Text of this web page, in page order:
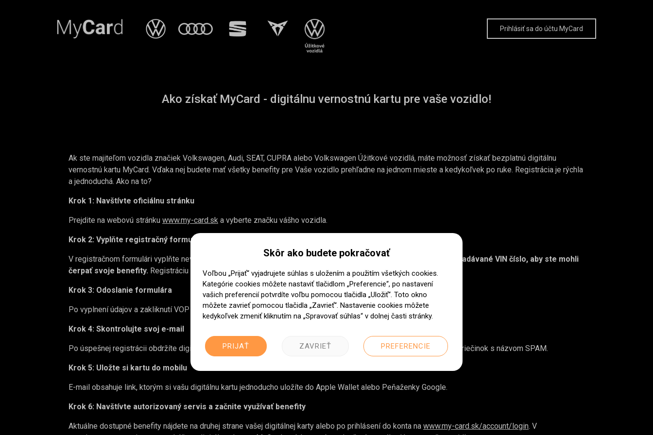
Prihlásiť sa do účtu MyCard
Ako získať MyCard - digitálnu vernostnú kartu pre vaše vozidlo!
Ak ste majiteľom vozidla značiek Volkswagen, Audi, SEAT, CUPRA alebo Volkswagen Úžitkové vozidlá, máte možnosť získať bezplatnú digitálnu
vernostnú kartu MyCard. Vďaka nej budete mať všetky benefity pre Vaše vozidlo prehľadne na jednom mieste a kedykoľvek po ruke. Registrácia je rýchla
a jednoduchá. Ako na to?
Krok 1: Navštívte oficiálnu stránku
Prejdite na webovú stránku www.my-card.sk a vyberte značku vášho vozidla.
Krok 2: Vyplňte registračný formulár
V registračnom formulári vyplňte nevyhnutné údaje o sebe a Vašom vozidle.Prosím, tu si dôkladne skontrolujte zadávané VIN číslo, aby ste mohli
čerpať svoje benefity. Registráciu ukončíte potvrdením podmienok spracovania osobných údajov.
Krok 3: Odoslanie formulára
Po vyplnení údajov a zakliknutí VOP stačí kliknúť na "Odoslať" a registrácia bude dokončená.
Krok 4: Skontrolujte svoj e-mail
Po úspešnej registrácii obdržíte digitálnu kartu MyCard e-mailom. Ak ju nenájdete v doručenej pošte, skontrolujte aj priečinok s názvom SPAM.
Krok 5: Uložte si kartu do mobilu
E-mail obsahuje link, ktorým si vašu digitálnu kartu jednoducho uložíte do Apple Wallet alebo Peňaženky Google.
Krok 6: Navštívte autorizovaný servis a začnite využívať benefity
Aktuálne dostupné benefity nájdete na druhej strane vašej digitálnej karty alebo po prihlásení do konta na www.my-card.sk/account/login. V
Skôr ako budete pokračovať
Voľbou „Prijať“ vyjadrujete súhlas s uložením a použitím všetkých cookies.
Kategórie cookies môžete nastaviť tlačidlom „Preferencie“, po nastavení
vašich preferencií potvrdíte voľbu pomocou tlačidla „Uložiť“. Toto okno
môžete zavrieť pomocou tlačidla „Zavrieť“. Nastavenie cookies môžete
kedykoľvek zmeniť kliknutím na „Spravovať súhlas“ v dolnej časti stránky.
PRIJAŤ ZAVRIEŤ PREFERENCIE